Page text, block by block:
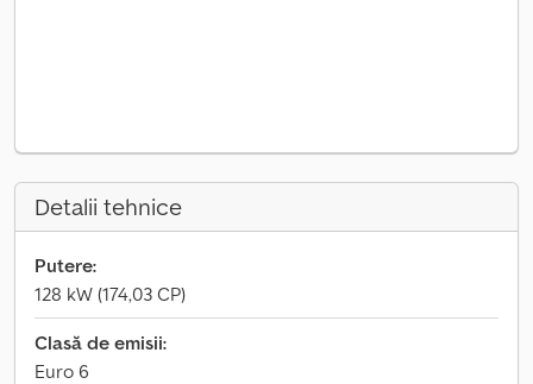
Detalii tehnice
Putere:
128 kW (174,03 CP)
Clasă de emisii:
Euro 6